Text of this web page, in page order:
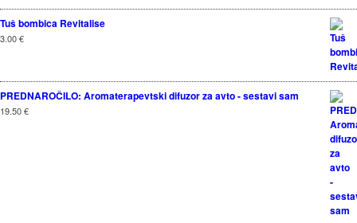
Tuš bombica Revitalise
3.00€
PREDNAROČILO: Aromaterapevtski difuzor za avto - sestavi sam
19.50€